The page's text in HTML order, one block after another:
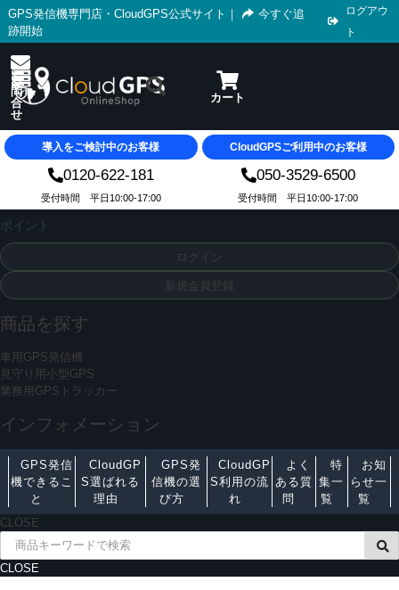
GPS発信機専門店・CloudGPS公式サイト ｜
今すぐ追
跡開始
ログアウ
ト
導入をご検討中のお客様 CloudGPSご利用中のお客様
0120-622-181 050-3529-6500
受付時間 平日10:00-17:00 受付時間 平日10:00-17:00
ポイント
ログイン
新規会員登録
商品を探す
車用GPS発信機
見守り用小型GPS
業務用GPSトラッカー
インフォメーション
GPS発信
機できるこ
と
CloudGP
S選ばれる
理由
GPS発
信機の選
び方
CloudGP
S利用の流
れ
よく
ある質
問
特
集一
覧
お知
らせ一
覧
CLOSE
CLOSE